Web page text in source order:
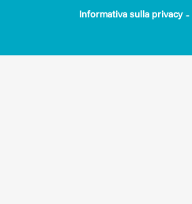
Informativa sulla privacy -